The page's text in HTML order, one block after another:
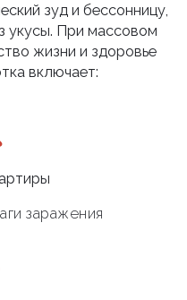
зуд и бессонницу,
укусы. При массовом
жизни и здоровье
включает:
заражения